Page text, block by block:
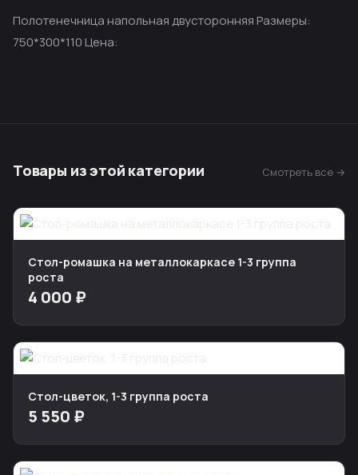
Полотенечница напольная двусторонняя Размеры:
750*300*110 Цена:
Товары из этой категории Смотреть все →
Стол-ромашка на металлокаркасе 1-3 группа
роста
4 000 ₽
Стол-цветок, 1-3 группа роста
5 550 ₽